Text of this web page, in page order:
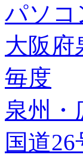
パソコ
大阪府
毎度
泉州・
国道26